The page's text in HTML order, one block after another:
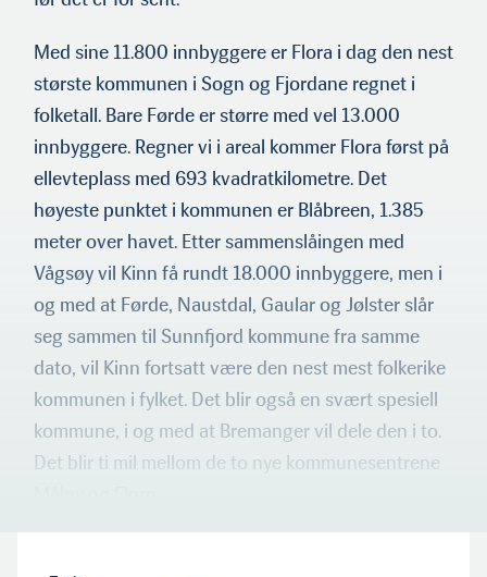
Med sine 11.800 innbyggere er Flora i dag den nest
største kommu­nen i Sogn og Fjordane regnet i
folketall. Bare Førde er større med vel 13.000
innbyggere. Regner vi i areal kommer Flora først på
ellevteplass med 693 kvadratkilometre. Det
høyeste punktet i kommunen er Blåbreen, 1.385
meter over havet. Etter sammenslåin­gen med
Vågsøy vil Kinn få rundt 18.000 innbyggere, men i
og med at Førde, Naustdal, Gaular og Jølster slår
seg sammen til Sun­nfjord kommune fra samme
dato, vil Kinn fortsatt være den nest mest folkerike
kommunen i fylket. Det blir også en svært spesiell
kommune, i og med at Bremanger vil dele den i to.
Det blir ti mil mellom de to nye kommunesentrene